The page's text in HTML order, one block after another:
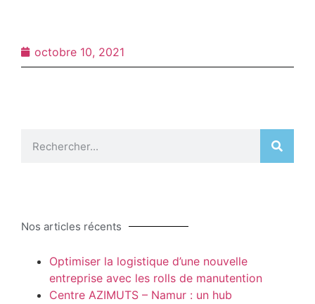
octobre 10, 2021
Nos articles récents
Optimiser la logistique d’une nouvelle
entreprise avec les rolls de manutention
Centre AZIMUTS – Namur : un hub